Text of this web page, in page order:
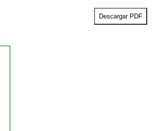
Descargar PDF